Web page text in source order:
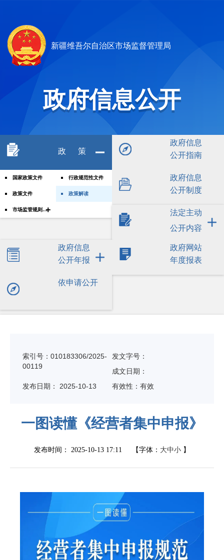
新疆维吾尔自治区市场监督管理局
政府信息公开
政 策
国家政策文件 行政规范性文件
政策文件 政策解读
市场监管规则和标准+
政府信息
公开指南
政府信息
公开制度
法定主动
公开内容
政府信息
公开年报
政府网站
年度报表
依申请公开
索引号：010183306/2025-
00119
发文字号：
成文日期：
发布日期：
2025-10-13 有效性：有效
一图读懂《经营者集中申报》
发布时间： 2025-10-13 17:11 【字体： 大中小 】